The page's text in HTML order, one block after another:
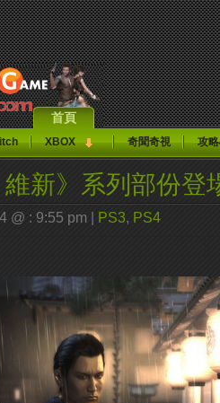
首頁
XBOX 奇聞奇視 攻
維新》系列部份登
@ : 9:55 pm | PS3, PS4